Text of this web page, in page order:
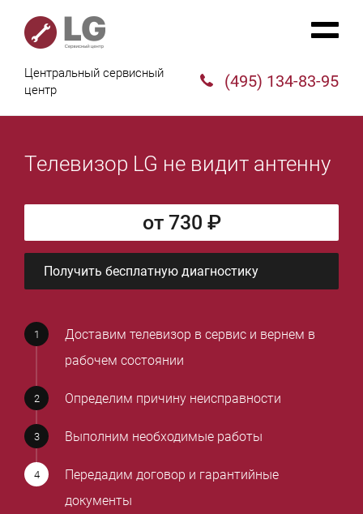
Центральный сервисный
центр
(495) 134-83-95
Телевизор LG не видит антенну
от 730 ₽
Получить бесплатную диагностику
Доставим телевизор в сервис и вернем в
рабочем состоянии
Определим причину неисправности
Выполним необходимые работы
Передадим договор и гарантийные
документы